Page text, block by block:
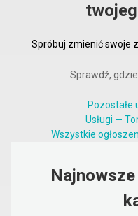
Spróbuj zmienić swoje
Sprawdź,
Pozostałe
Usługi —
Wszystkie